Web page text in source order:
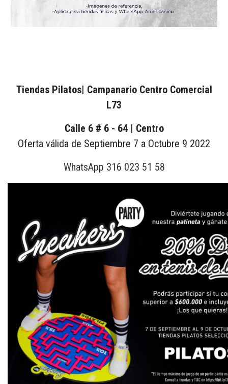
Tiendas Pilatos| Campanario Centro Comercial
L73
Calle 6 # 6 - 64 | Centro
Oferta válida de Septiembre 7 a Octubre 9 2022
WhatsApp 316 023 51 58